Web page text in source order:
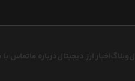
وبلاگ اخبار ارز دیجیتالدرباره ماتماس با